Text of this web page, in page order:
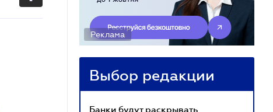
Реклама
Выбор редакции
Банки будут раскрывать